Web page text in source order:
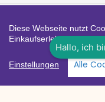
Zahlungsarten
FacebookInstagram
Shop erstellt mit
VersaCommerce.
Diese Webseite nutzt
Einkaufserlebnis zu
Einstellungen Alle